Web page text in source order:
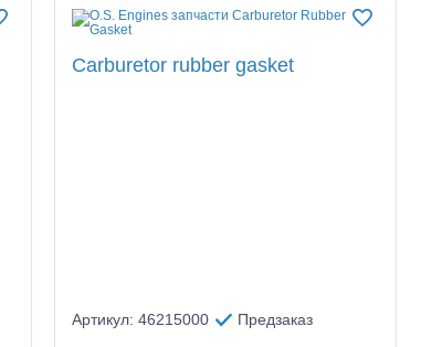
Carburetor rubber gasket
Артикул: 46215000 Предзаказ